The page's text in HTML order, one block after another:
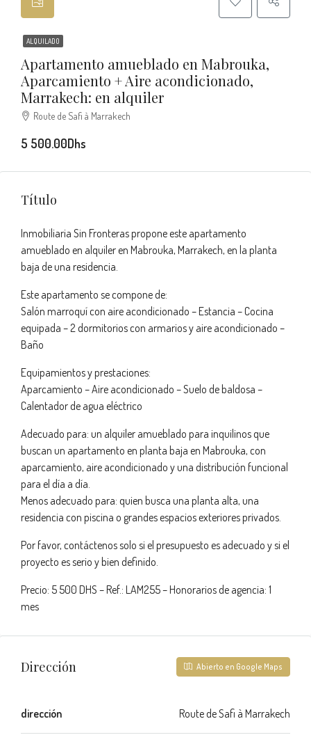
ALQUILADO
Apartamento amueblado en Mabrouka,
Aparcamiento + Aire acondicionado,
Marrakech: en alquiler
Route de Safi à Marrakech
5 500.00Dhs
Título
Inmobiliaria Sin Fronteras propone este apartamento
amueblado en alquiler en Mabrouka, Marrakech, en la planta
baja de una residencia.
Este apartamento se compone de:
Salón marroquí con aire acondicionado – Estancia – Cocina
equipada – 2 dormitorios con armarios y aire acondicionado –
Baño
Equipamientos y prestaciones:
Aparcamiento – Aire acondicionado – Suelo de baldosa –
Calentador de agua eléctrico
Adecuado para: un alquiler amueblado para inquilinos que
buscan un apartamento en planta baja en Mabrouka, con
aparcamiento, aire acondicionado y una distribución funcional
para el día a día.
Menos adecuado para: quien busca una planta alta, una
residencia con piscina o grandes espacios exteriores privados.
Por favor, contáctenos solo si el presupuesto es adecuado y si el
proyecto es serio y bien definido.
Precio: 5 500 DHS – Ref.: LAM255 – Honorarios de agencia: 1
mes
Dirección Abierto en Google Maps
dirección Route de Safi à Marrakech